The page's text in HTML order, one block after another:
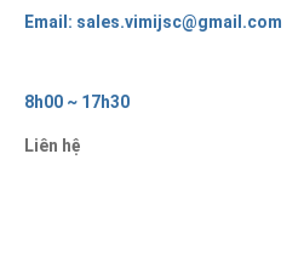
Email: sales.vimijsc@gmail.com
8h00 ~ 17h30
Liên hệ